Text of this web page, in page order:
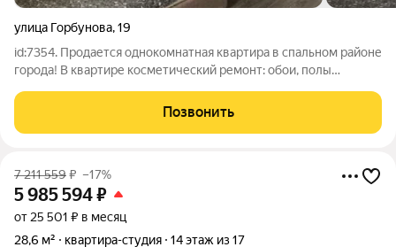
улица Горбунова,19
id:7354. Продается однокомнатная квартира в спальном районе
города! В квартире косметический ремонт: обои, полы
гарнитур, стиральная машинка, холодильник. Отличное
расположение: хорошая
Позвонить
7 211 559₽ –17%
5 985 594₽
от 25 501 ₽ в месяц
28,6 м²
квартира-студия 14 этаж из 17